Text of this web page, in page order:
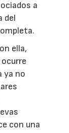
a
del
ella,
ya no
con una